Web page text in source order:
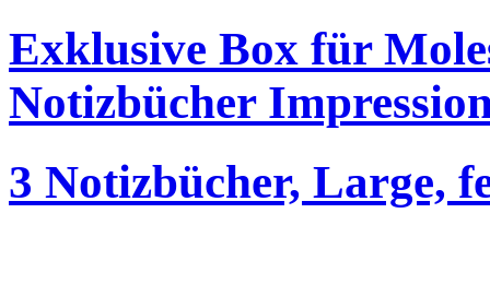
Exklusive Box für
Notizbücher
3 Notizbücher, Large,